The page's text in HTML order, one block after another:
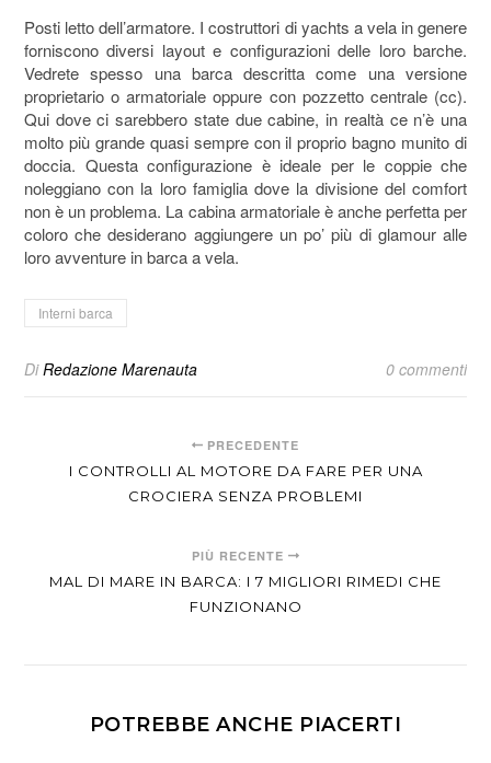
Posti letto dell’armatore. I costruttori di yachts a vela in genere
forniscono diversi layout e configurazioni delle loro barche.
Vedrete spesso una barca descritta come una versione
proprietario o armatoriale oppure con pozzetto centrale (cc).
Qui dove ci sarebbero state due cabine, in realtà ce n’è una
molto più grande quasi sempre con il proprio bagno munito di
doccia. Questa configurazione è ideale per le coppie che
noleggiano con la loro famiglia dove la divisione del comfort
non è un problema. La cabina armatoriale è anche perfetta per
coloro che desiderano aggiungere un po’ più di glamour alle
loro avventure in barca a vela.
Interni barca
DiRedazione Marenauta 0 commenti
PRECEDENTE
I CONTROLLI AL MOTORE DA FARE PER UNA
CROCIERA SENZA PROBLEMI
PIÙ RECENTE
MAL DI MARE IN BARCA: I 7 MIGLIORI RIMEDI CHE
FUNZIONANO
POTREBBE ANCHE PIACERTI